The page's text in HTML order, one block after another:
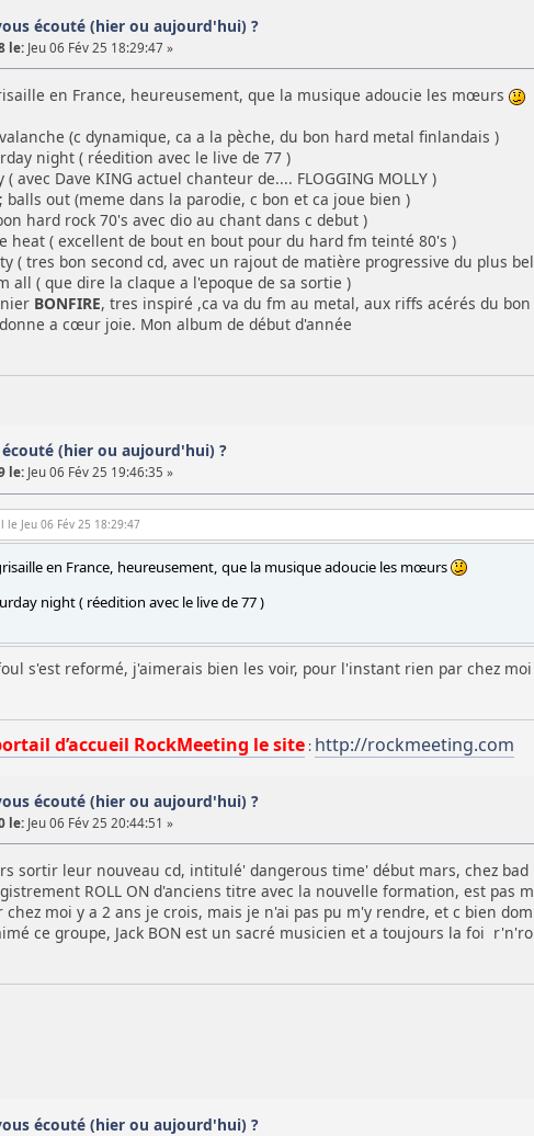
écouté (hier ou aujourd'hui) ?
le: Jeu 06 Fév 25 18:29:47 »
en France, heureusement, que la musique adoucie les mœurs
(c dynamique, ca a la pèche, du bon hard metal finlandais )
night ( réedition avec le live de 77 )
avec Dave KING actuel chanteur de.... FLOGGING MOLLY )
out (meme dans la parodie, c bon et ca joue bien )
hard rock 70's avec dio au chant dans c debut )
heat ( excellent de bout en bout pour du hard fm teinté 80's )
( tres bon second cd, avec un rajout de matière progressive du plus
all ( que dire la claque a l'epoque de sa sortie )
BONFIRE, tres inspiré ,ca va du fm au metal, aux riffs acérés du
donne a cœur joie. Mon album de début d'année
écouté (hier ou aujourd'hui) ?
le: Jeu 06 Fév 25 19:46:35 »
Jeu 06 Fév 25 18:29:47
en France, heureusement, que la musique adoucie les mœurs
night ( réedition avec le live de 77 )
s'est reformé, j'aimerais bien les voir, pour l'instant rien par chez moi
d’accueil RockMeeting le site: http://rockmeeting.com
écouté (hier ou aujourd'hui) ?
le: Jeu 06 Fév 25 20:44:51 »
sortir leur nouveau cd, intitulé' dangerous time' début mars, chez
ROLL ON d'anciens titre avec la nouvelle formation, est pas
chez moi y a 2 ans je crois, mais je n'ai pas pu m'y rendre, et c bien
ce groupe, Jack BON est un sacré musicien et a toujours la foi
écouté (hier ou aujourd'hui) ?